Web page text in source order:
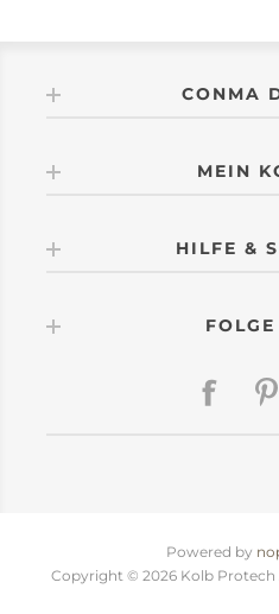
CONMA
MEIN
HILFE &
Powered by
Copyright © 2026 Kolb Protech